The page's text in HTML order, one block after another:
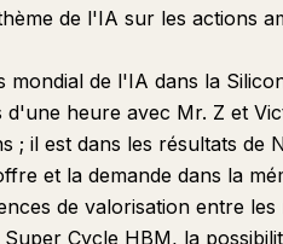
de l'IA sur les actions
de l'IA dans la
heure avec Mr. Z et
; il est dans les résultats de
et la demande dans la
de valorisation entre
Cycle HBM, la